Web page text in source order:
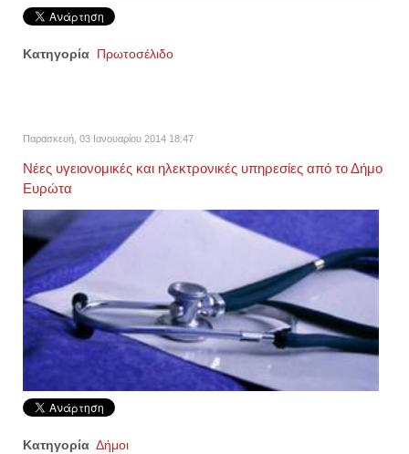
Κατηγορία Πρωτοσέλιδο
Παρασκευή, 03 Ιανουαρίου 2014 18:47
Νέες υγειονομικές και ηλεκτρονικές υπηρεσίες από το Δήμο
Ευρώτα
Κατηγορία Δήμοι